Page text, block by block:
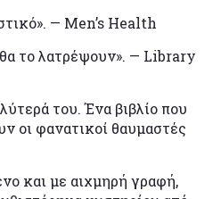
— Men’s Health
το λατρέψουν». — Library
του. Ένα βιβλίο που
οι φανατικοί θαυμαστές
και με αιχμηρή γραφή,